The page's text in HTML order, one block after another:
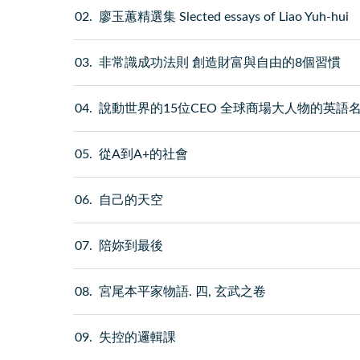
02 廖玉蕙精選集 Slected essays of Liao Yuh-hui
03 非常識成功法則 創造財富與自由的8個習慣
04 說動世界的15位CEO 全球商場大人物的英語
05 從A到A+的社會
06 自己的天空
07 陪妳到最後
08 宮尾本平家物語. 四, 玄武之卷
09 失控的邏輯課